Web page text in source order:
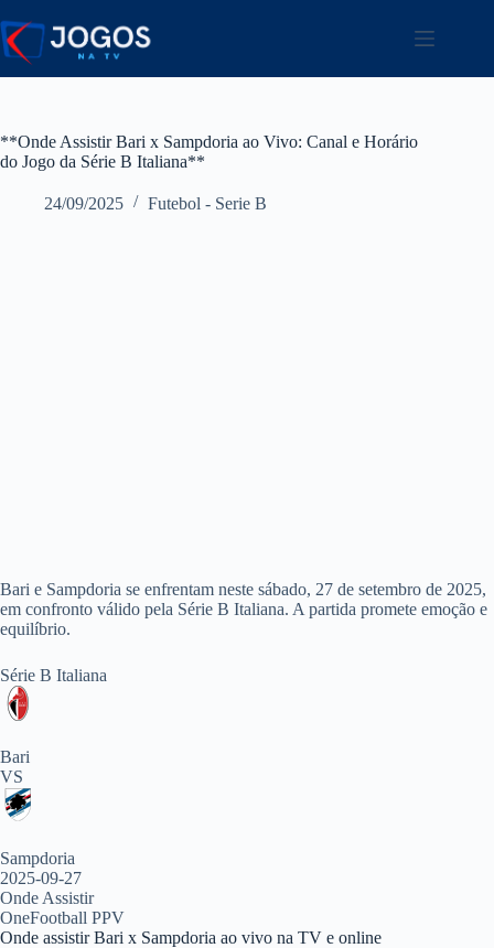
para
o
conteúdo
**Onde Assistir Bari x Sampdoria ao Vivo: Canal e Horário
do Jogo da Série B Italiana**
24/09/2025 Futebol - Serie B
Bari e Sampdoria se enfrentam neste sábado, 27 de setembro de 2025,
em confronto válido pela Série B Italiana. A partida promete emoção e
equilíbrio.
Série B Italiana
Bari
VS
Sampdoria
2025-09-27
Onde Assistir
OneFootball PPV
Onde assistir Bari x Sampdoria ao vivo na TV e online